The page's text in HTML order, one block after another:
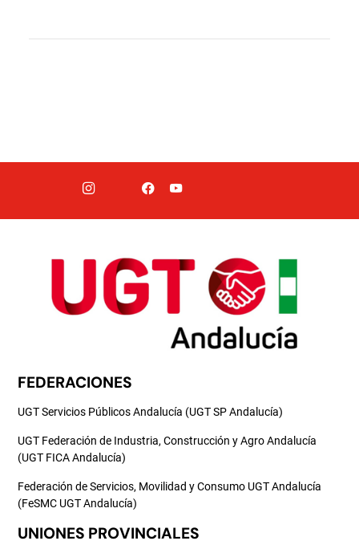
FEDERACIONES
UGT Servicios Públicos Andalucía (UGT SP Andalucía)
UGT Federación de Industria, Construcción y Agro Andalucía
(UGT FICA Andalucía)
Federación de Servicios, Movilidad y Consumo UGT Andalucía
(FeSMC UGT Andalucía)
UNIONES PROVINCIALES